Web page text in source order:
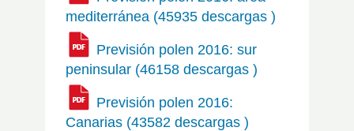
mediterránea (45935 descargas )
Previsión polen 2016: sur
peninsular (46158 descargas )
Previsión polen 2016:
Canarias (43582 descargas )